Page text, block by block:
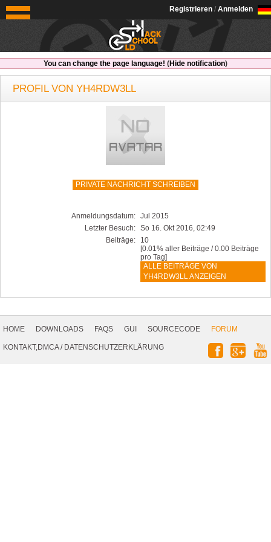
OldSchoolHack
Registrieren / Anmelden
You can change the page language! (Hide notification)
PROFIL VON YH4RDW3LL
PRIVATE NACHRICHT SCHREIBEN
Anmeldungsdatum: Jul 2015
Letzter Besuch: So 16. Okt 2016, 02:49
Beiträge:
10
[0.01% aller Beiträge / 0.00 Beiträge
pro Tag]
ALLE BEITRÄGE VON
YH4RDW3LL ANZEIGEN
Navigation
HOME DOWNLOADS FAQS GUI SOURCECODE
FORUM
KONTAKT,DMCA/ DATENSCHUTZERKLÄRUNG